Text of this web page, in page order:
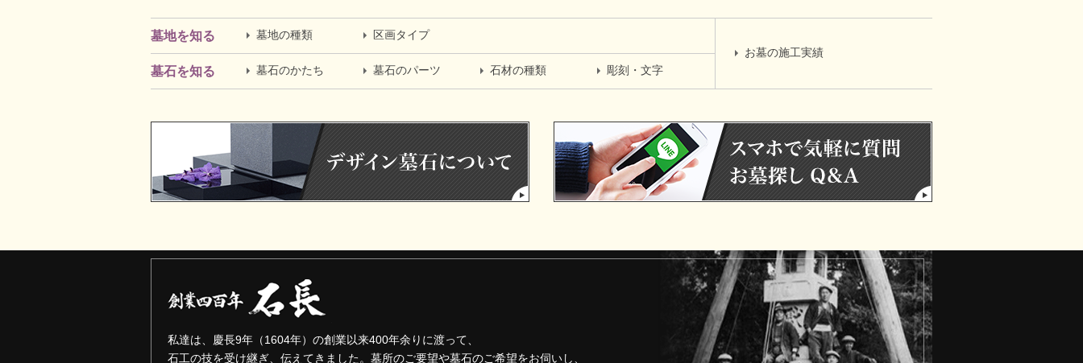
墓地を知る 墓地の種類
区画タイプ
お墓の施工実績
墓石を知る 墓石のかたち 墓石のパーツ 石材の種類 彫刻・文字
私達は、慶長9年（1604年）の創業以来400年余りに渡って、
石工の技を受け継ぎ、伝えてきました。墓所のご要望や墓石のご希望をお伺いし、